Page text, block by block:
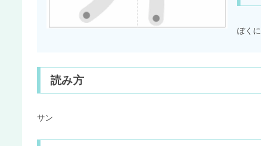
ぼく
読み方
サン